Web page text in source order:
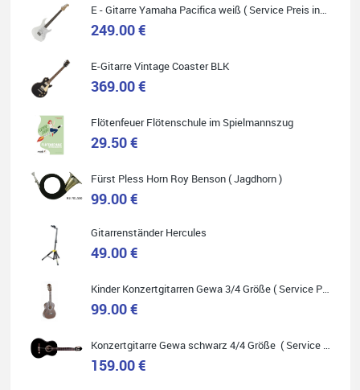
Helene Balluff
Ich habe eine Westerngitarre gekauft.
Die Qualität und das Preis-Leistungsverhältnis sind erstaunlich.
Die Beratung und der Service war ebenfalls ausgezeichnet und
ich empfehle es jedem der sich ein Musikinstrument zulegen
Quelle: Google-Rezension
E - Gitarre Yamaha Pacifica weiß ( Service Preis inkl. Werkstatt Service )
249.00 €
E-Gitarre Vintage Coaster BLK
369.00 €
Flötenfeuer Flötenschule im Spielmannszug
29.50 €
Fürst Pless Horn Roy Benson ( Jagdhorn )
99.00 €
Gitarrenständer Hercules
49.00 €
Kinder Konzertgitarren Gewa 3/4 Größe ( Service Preis inkl. Werkstatt Service )
99.00 €
Konzertgitarre Gewa schwarz 4/4 Größe ( Service Preis inkl. Werkstatt Service )
159.00 €